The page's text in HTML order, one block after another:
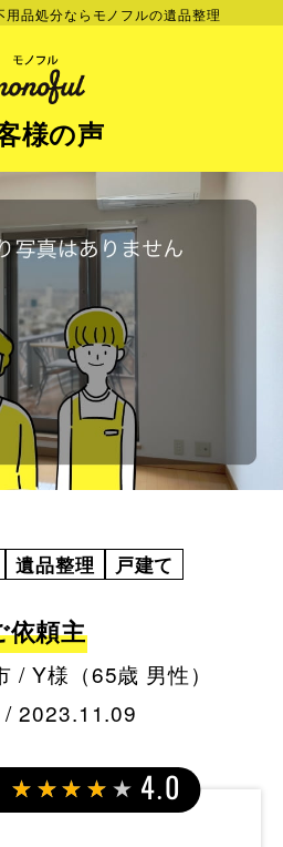
品処分ならモノフルの遺品整理
様の声
遺品整理 戸建て
依頼主
/ Y様（65歳 男性）
/ 2023.11.09
4.0